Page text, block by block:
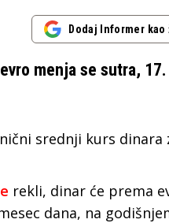
Dodaj Informer
menja se sutra,
srednji kurs dinara
rekli, dinar će prema
dana, na